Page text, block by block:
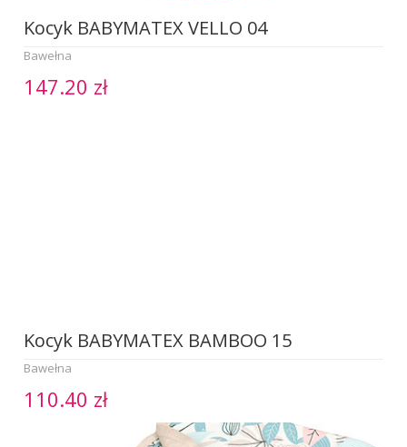
Kocyk BABYMATEX VELLO 04
Bawełna
147.20 zł
Kocyk BABYMATEX BAMBOO 15
Bawełna
110.40 zł